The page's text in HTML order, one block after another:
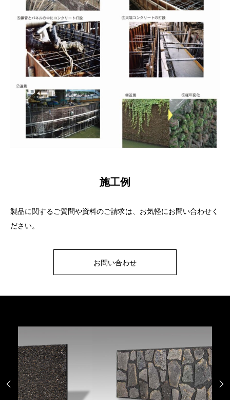
施工例
製品に関するご質問や資料のご請求は、お気軽にお問い合わせく
ださい。
お問い合わせ
 